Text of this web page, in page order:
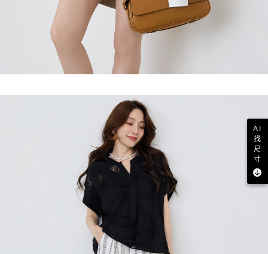
AI
找
尺
寸